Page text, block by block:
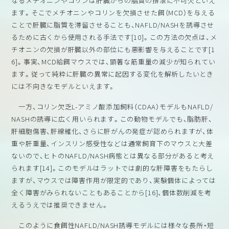
ます。そこでメチオニンやコリンを欠損させた餌（MCD）を与える
ことで肝臓に脂質を滞留させることも、NAFLD/NASHを誘導させ
るために古くから使用される手法です[10]。この方法の欠点は、メ
チオニンの欠損が肝臓以外の部位にも悪影響を与えることです[1
6]。事実、MCD給餌マウスでは、顕著な筋重量の減少が知られてい
ます。従って純粋に肝臓の異常に起因する変化を解析したいとき
には不向きなモデルといえます。
一方、コリン欠乏L-アミノ酸添加飼料（CDAA）モデルもNAFLD/
NASHの誘導に広く用いられます。この動物モデルでも、脂肪肝、
肝細胞傷害、肝線維化、さらに肝がんの発症が認められますが、体
重や肝重量、インスリン感受性などは通常飼育下のマウスと大差
ないので、ヒトのNAFLD/NASH病態とは異なる部分があると考え
られます[14]。このモデルはラットでは劇的な肝障害をもたらし
ますが、マウスでは障害作用が限定的であり、実験個体によっては
全く障害がみられないこともあることから[16]、個体数削減を考
えるうえでは推奨できません。
このように食餌性NAFLD/NASH誘導モデルには様々な長所・短